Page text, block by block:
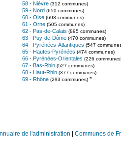
58 - Nièvre (312 communes)
59 - Nord (650 communes)
60 - Oise (693 communes)
61 - Orne (505 communes)
62 - Pas-de-Calais (895 communes)
63 - Puy-de-Dôme (470 communes)
64 - Pyrénées-Atlantiques (547
65 - Hautes-Pyrénées (474 communes)
66 - Pyrénées-Orientales (226
67 - Bas-Rhin (527 communes)
68 - Haut-Rhin (377 communes)
69 - Rhône (293 communes) *
de l'administration Communes de